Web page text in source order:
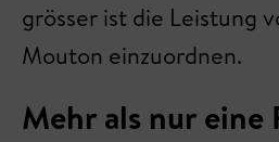
grösser ist die Leistung
Mouton einzuordnen.
Mehr als nur eine